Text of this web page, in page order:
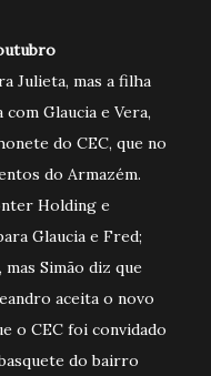
Julieta, mas a filha
Glaucia e Vera,
do CEC, que no
do Armazém.
Holding e
Glaucia e Fred;
Simão diz que
aceita o novo
o CEC foi convidado
do bairro